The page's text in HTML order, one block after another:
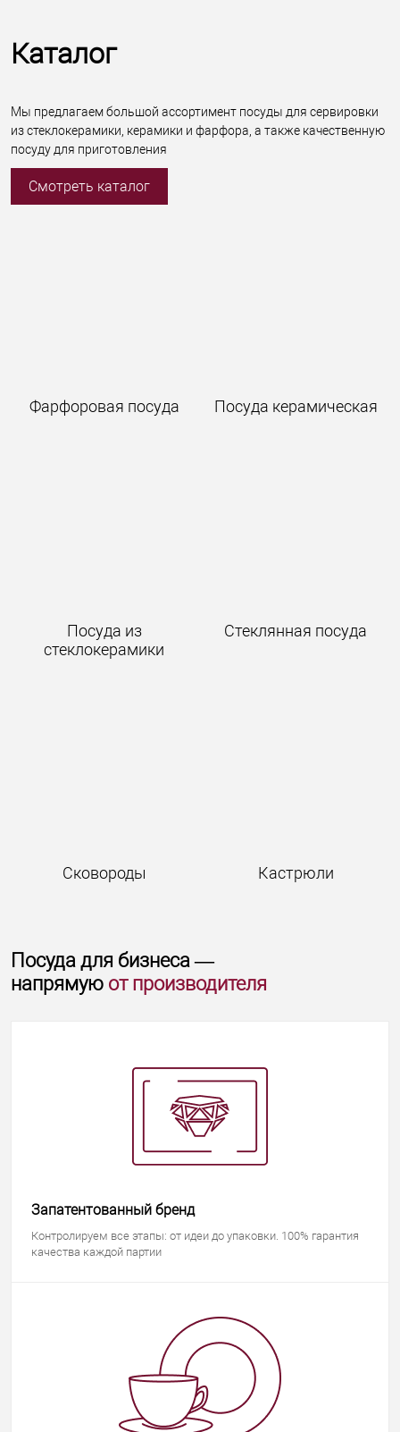
Каталог
Мы предлагаем большой ассортимент посуды для сервировки
из стеклокерамики, керамики и фарфора, а также качественную
посуду для приготовления
Смотреть каталог
Фарфоровая посуда Посуда керамическая
Посуда из
стеклокерамики
Стеклянная посуда
Сковороды Кастрюли
Посуда для бизнеса —
напрямую от производителя
Запатентованный бренд
Контролируем все этапы: от идеи до упаковки. 100% гарантия
качества каждой партии